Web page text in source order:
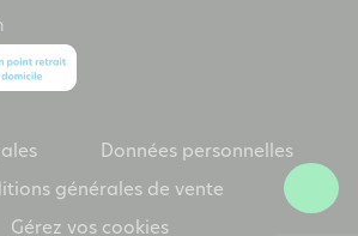
Données personnelles
générales de vente
Gérez vos cookies